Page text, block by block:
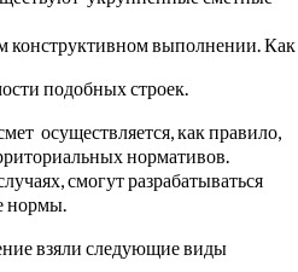
конструктивном выполнении.
подобных строек.
осуществляется, как правило,
нормативов.
смогут разрабатываться
нормы.
взяли следующие виды